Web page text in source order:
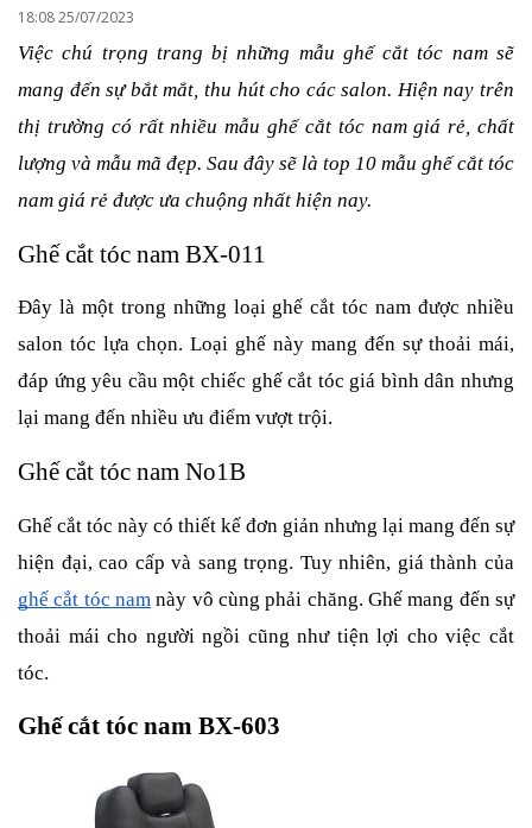
18:08 25/07/2023
Việc chú trọng trang bị những mẫu ghế cắt tóc nam sẽ
mang đến sự bắt mắt, thu hút cho các salon. Hiện nay trên
thị trường có rất nhiều mẫu ghế cắt tóc nam giá rẻ, chất
lượng và mẫu mã đẹp. Sau đây sẽ là top 10 mẫu ghế cắt tóc
nam giá rẻ được ưa chuộng nhất hiện nay.
Ghế cắt tóc nam BX-011
Đây là một trong những loại ghế cắt tóc nam được nhiều
salon tóc lựa chọn. Loại ghế này mang đến sự thoải mái,
đáp ứng yêu cầu một chiếc ghế cắt tóc giá bình dân nhưng
lại mang đến nhiều ưu điểm vượt trội.
Ghế cắt tóc nam No1B
Ghế cắt tóc này có thiết kế đơn giản nhưng lại mang đến sự
hiện đại, cao cấp và sang trọng. Tuy nhiên, giá thành của
ghế cắt tóc nam này vô cùng phải chăng. Ghế mang đến sự
thoải mái cho người ngồi cũng như tiện lợi cho việc cắt
tóc.
Ghế cắt tóc nam BX-603